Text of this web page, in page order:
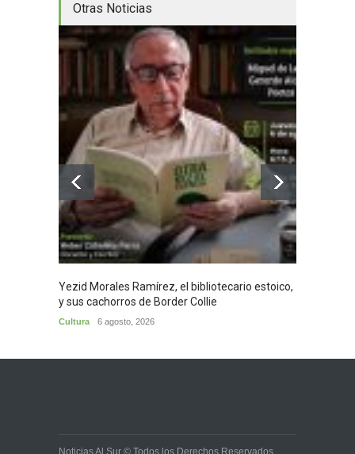
Otras Noticias
Yezid Morales Ramírez, el bibliotecario estoico,
y sus cachorros de Border Collie
Cultura 6 agosto, 2026
Noticias Al Sur © Todos los Derechos Reservados